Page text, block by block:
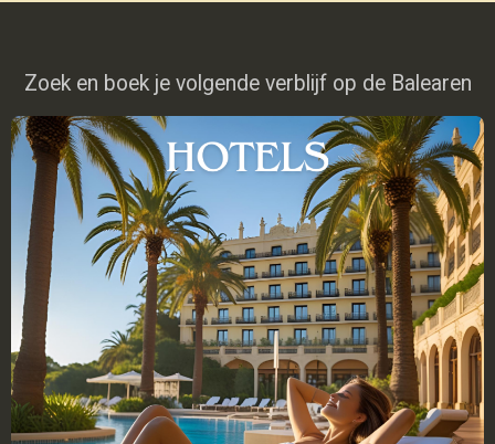
Zoek en boek je volgende verblijf op de Balearen